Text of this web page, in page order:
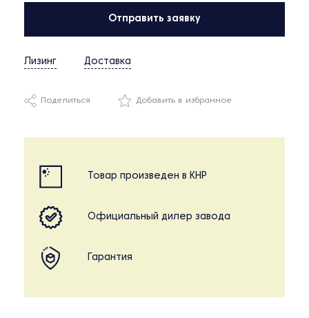
Отправить заявку
Лизинг Доставка
Поделиться Добавить в избранное
Товар произведен в КНР
Официальный дилер завода
Гарантия